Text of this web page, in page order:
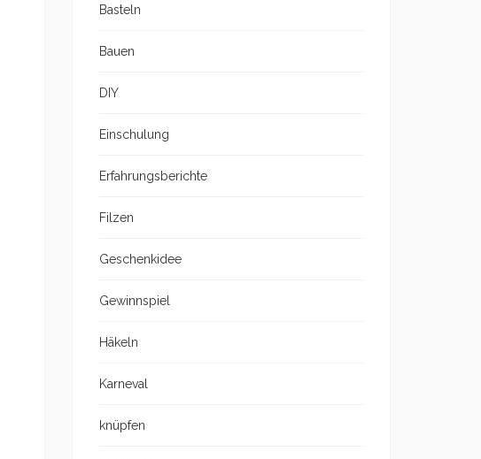
Basteln
Bauen
DIY
Einschulung
Erfahrungsberichte
Filzen
Geschenkidee
Gewinnspiel
Häkeln
Karneval
knüpfen